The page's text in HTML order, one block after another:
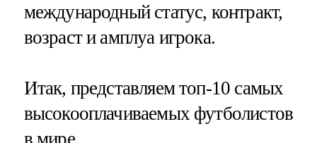
международный статус, контракт,
возраст и амплуа игрока.
Итак, представляем топ-10 самых
высокооплачиваемых футболистов
в мире.